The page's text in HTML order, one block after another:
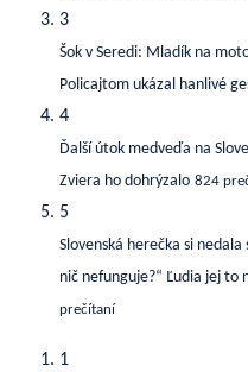
3
Šok v Seredi: Mladík na
Policajtom ukázal hanlivé
4
Ďalší útok medveďa na
Zviera ho dohrýzalo 824
5
Slovenská herečka si
nič nefunguje?“ Ľudia jej to
prečítaní
1